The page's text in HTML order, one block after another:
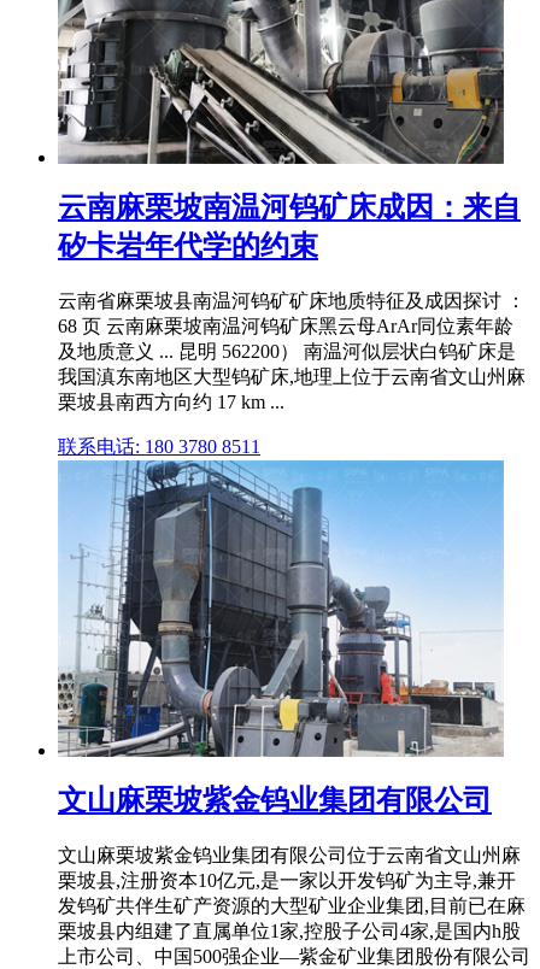
云南麻栗坡南温河钨矿床成因：来自
矽卡岩年代学的约束
云南省麻栗坡县南温河钨矿矿床地质特征及成因探讨 ：
68 页 云南麻栗坡南温河钨矿床黑云母ArAr同位素年龄
及地质意义 ... 昆明 562200） 南温河似层状白钨矿床是
我国滇东南地区大型钨矿床,地理上位于云南省文山州麻
栗坡县南西方向约 17 km ...
联系电话: 180 3780 8511
文山麻栗坡紫金钨业集团有限公司
文山麻栗坡紫金钨业集团有限公司位于云南省文山州麻
栗坡县,注册资本10亿元,是一家以开发钨矿为主导,兼开
发钨矿共伴生矿产资源的大型矿业企业集团,目前已在麻
栗坡县内组建了直属单位1家,控股子公司4家,是国内h股
上市公司、中国500强企业—紫金矿业集团股份有限公司